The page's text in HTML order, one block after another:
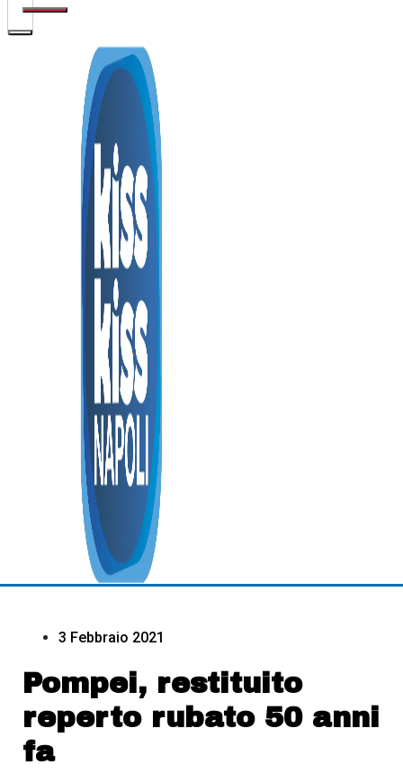
3 Febbraio 2021
Pompei, restituito
reperto rubato 50 anni
fa